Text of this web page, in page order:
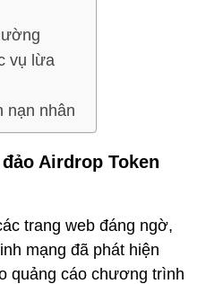
vụ lừa
nạn nhân
Airdrop Token
trang web đáng ngờ,
mạng đã phát hiện
quảng cáo chương trình